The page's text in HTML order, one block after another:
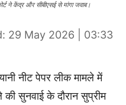
ने केंद्र और सीबीएसई से मांगा जवाब।
29 May 2026 | 03:33
नीट पेपर लीक मामले में
सुनवाई के दौरान सुप्रीम